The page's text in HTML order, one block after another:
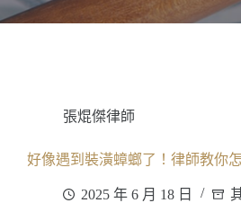
張焜傑律師
好像遇到裝潢蟑螂了！律師教你
2025 年 6 月 18 日